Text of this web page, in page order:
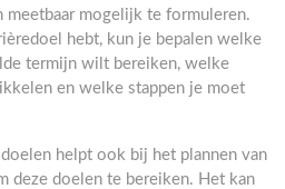
meetbaar mogelijk te formuleren.
hebt, kun je bepalen welke
termijn wilt bereiken, welke
en welke stappen je moet
helpt ook bij het plannen van
deze doelen te bereiken. Het kan